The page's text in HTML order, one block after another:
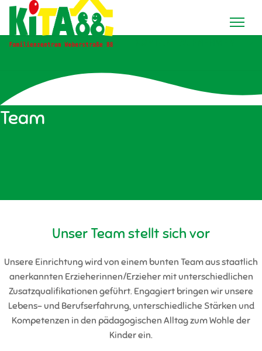
Team
Unser Team stellt sich vor
Unsere Einrichtung wird von einem bunten Team aus staatlich
anerkannten Erzieherinnen/Erzieher mit unterschiedlichen
Zusatzqualifikationen geführt. Engagiert bringen wir unsere
Lebens- und Berufserfahrung, unterschiedliche Stärken und
Kompetenzen in den pädagogischen Alltag zum Wohle der
Kinder ein.